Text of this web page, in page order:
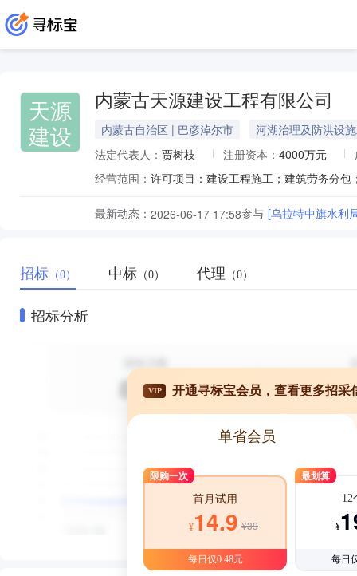
天源
建设
内蒙古天源建设工程有限公司
内蒙古自治区 | 巴彦淖尔市
河湖治理及防洪设
法定代表人： 贾树枝 注册资本： 4000万元
经营范围：
最新动态： 2026-06-17 17:58参与 [乌拉特中旗水利
招标 （0） 中标 （0） 代理 （0）
招标分析
VIP 开通寻标宝会员，查看更多招采
单省会员
限购一次
首月试用
¥14.9 ¥39
每日仅0.48元
最划算
12
¥
每日